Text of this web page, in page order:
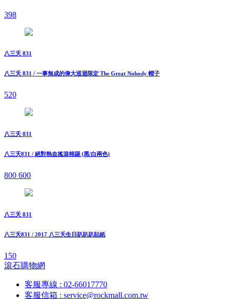
398
八三夭 831
八三夭 831 / 一事無成的偉大巡迴限定 The Great Nobody 帽子
520
八三夭 831
八三夭831 / 絕對熱血搖滾棉踢 (黑/白兩色)
800 600
八三夭 831
八三夭831 / 2017 八三夭生日趴趴趴貼紙
150
滾石購物網
客服專線 : 02-66017770
客服信箱 : service@rockmall.com.tw